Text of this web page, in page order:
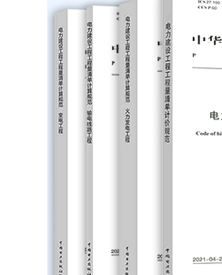
冶金工业建设工程概算定
天津建设工程预算定额
广东省水利水电概预算定